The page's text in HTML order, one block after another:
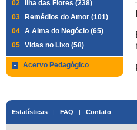
02
Ilha das Flores (238)
03
Remédios do Amor (101)
04 A Alma do Negócio (65)
05 Vidas no Lixo (58)
Acervo Pedagógico
Estatísticas | FAQ | Contato